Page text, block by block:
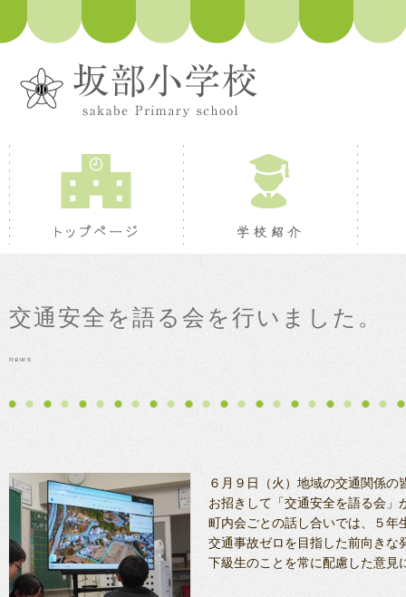
トップページ 学校紹介
交通安全を語る会を行いました。
news
６月９日（火）地域の交通関係
お招きして「交通安全を語る会」
町内会ごとの話し合いでは、５年
交通事故ゼロを目指した前向きな
下級生のことを常に配慮した意見